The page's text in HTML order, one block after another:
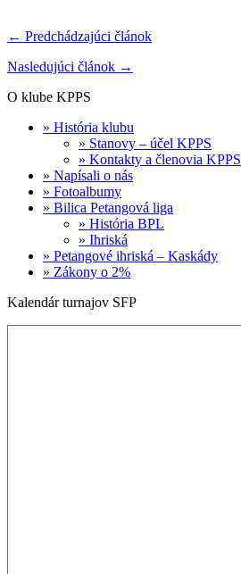
← Predchádzajúci článok
Nasledujúci článok →
O klube KPPS
» História klubu
» Stanovy – účel KPPS
» Kontakty a členovia KPPS
» Napísali o nás
» Fotoalbumy
» Bilica Petangová liga
» História BPL
» Ihriská
» Petangové ihriská – Kaskády
» Zákony o 2%
Kalendár turnajov SFP